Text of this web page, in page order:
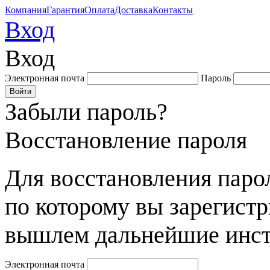
КомпанияГарантияОплатаДоставкаКонтакты
Вход
Вход
Электронная почта Пароль
Забыли пароль?
Восстановление пароля
Для восстановления
по которому вы
вышлем дальнейшие
Электронная почта